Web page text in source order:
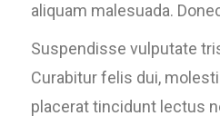
aliquam malesuada.
Suspendisse vulputate
Curabitur felis dui,
placerat tincidunt lectus